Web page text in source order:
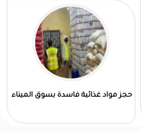
حجز مواد غذائية فاسدة بسوق الميناء